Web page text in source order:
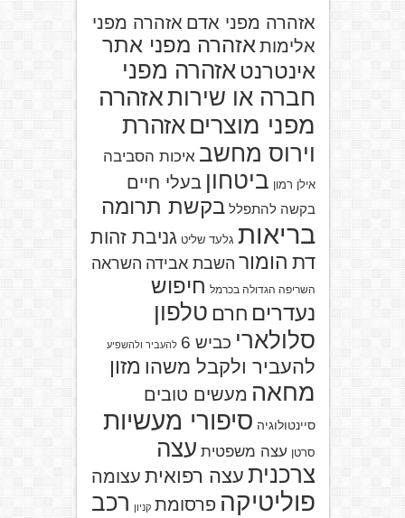
אזהרה מפני אדם אזהרה מפני
אלימות אזהרה מפני אתר
אינטרנט אזהרה מפני
חברה או שירותאזהרה
מפני מוצרים אזהרת
וירוס מחשב איכות הסביבה
אילן רמון ביטחון בעלי חיים
בקשה להתפלל בקשת תרומה
בריאות גלעד שליט גניבת זהות
דת הומור השבת אבידה השראה
השריפה הגדולה בכרמל חיפוש
נעדרים חרם טלפון
סלולארי כביש 6 להעביר ולהשפיע
להעביר ולקבל משהו מזון
מחאה מעשים טובים
סיינטולוגיה סיפורי מעשיות
סרטן עצה משפטית עצה
צרכנית עצה רפואית עצומה
פוליטיקה פרסומת קניון רכב